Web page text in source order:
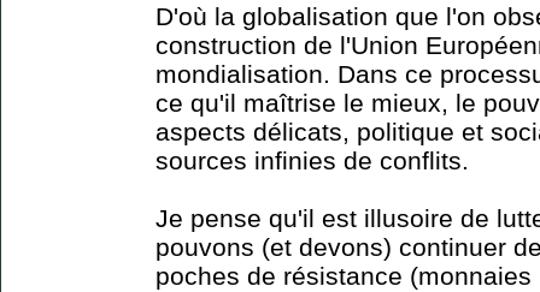
D'où la globalisation que l'on
construction de l'Union
mondialisation. Dans ce
ce qu'il maîtrise le mieux, le
aspects délicats, politique et
sources infinies de conflits.
Je pense qu'il est illusoire de
pouvons (et devons) continuer
poches de résistance